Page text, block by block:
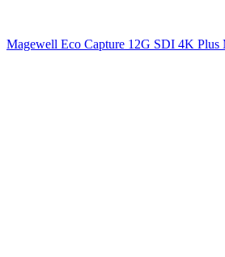
Magewell Eco Capture 12G SDI 4K Plus